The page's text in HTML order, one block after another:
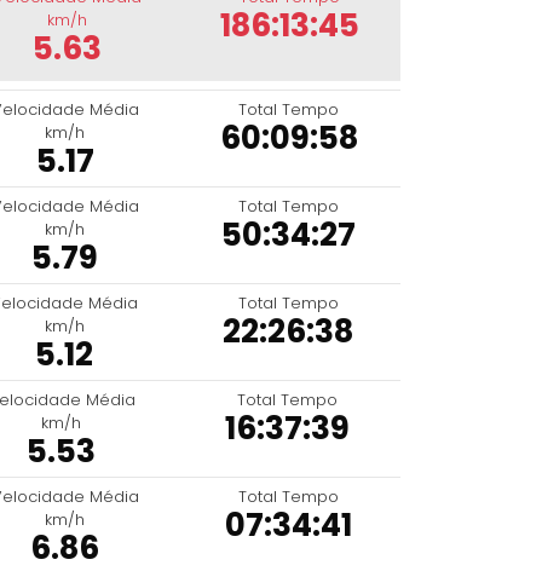
km/h
5.63
186:13:45
Média
km/h
5.17
Total Tempo
60:09:58
Média
km/h
5.79
Total Tempo
50:34:27
Média
km/h
5.12
Total Tempo
22:26:38
Média
km/h
5.53
Total Tempo
16:37:39
Média
km/h
6.86
Total Tempo
07:34:41